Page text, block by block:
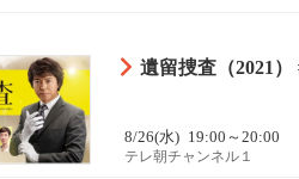
遺留捜査（2021）
8/26(水) 19:00～20:00
テレ朝チャンネル１